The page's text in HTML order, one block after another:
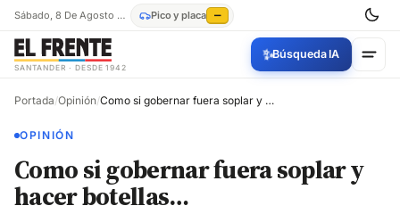
Sábado, 8 De Agosto De 2026 Pico y placa —
SANTANDER · DESDE 1942
✨Búsqueda IA
Portada/Opinión/ Como si gobernar fuera soplar y hacer botellas…
OPINIÓN
Como si gobernar fuera soplar y
hacer botellas…